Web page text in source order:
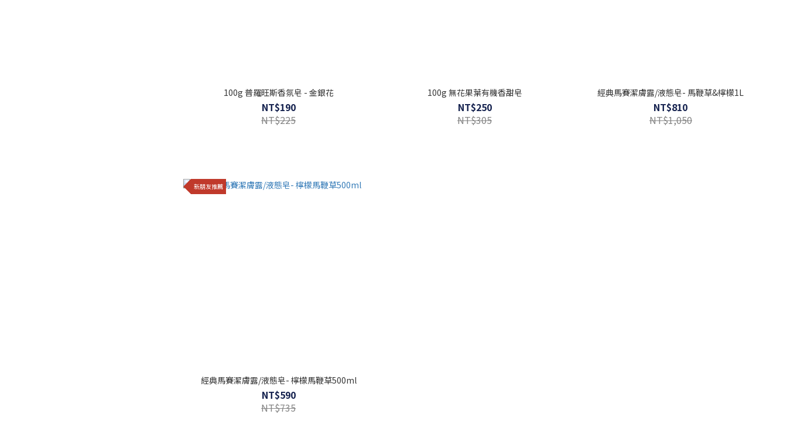
100g 普羅旺斯香氛皂 - 金銀花
NT$190
NT$225
100g 無花果葉有機香甜皂
NT$250
NT$305
經典馬賽潔膚露/液態皂- 馬鞭草&檸檬1L
NT$810
NT$1,050
新朋友推薦
經典馬賽潔膚露/液態皂- 檸檬馬鞭草500ml
NT$590
NT$735